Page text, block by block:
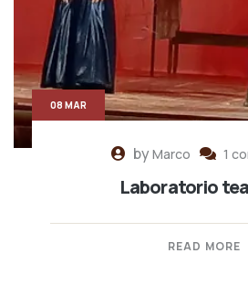
byMarco 1
Laboratorio
READ MORE
08 MAR